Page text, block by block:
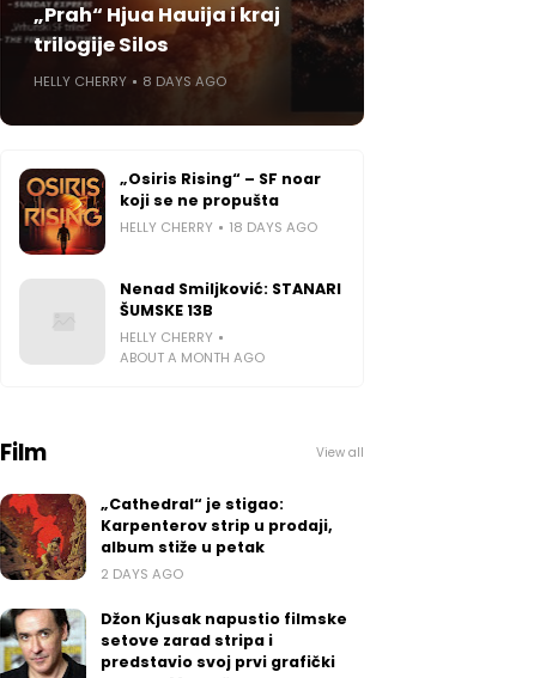
„Prah“ Hjua Hauija i kraj
trilogije Silos
HELLY CHERRY 8 DAYS AGO
„Osiris Rising“ – SF noar
koji se ne propušta
HELLY CHERRY 18 DAYS AGO
Nenad Smiljković: STANARI
ŠUMSKE 13B
HELLY CHERRY
ABOUT A MONTH AGO
Film View all
„Cathedral“ je stigao:
Karpenterov strip u prodaji,
album stiže u petak
2 DAYS AGO
Džon Kjusak napustio filmske
setove zarad stripa i
predstavio svoj prvi grafički